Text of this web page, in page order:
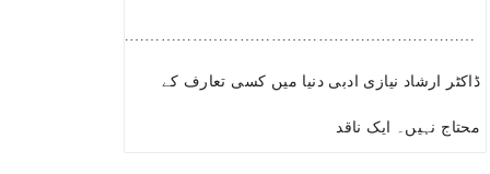
ڈاکٹر ارشاد نیازی ادبی دنیا میں کسی تعارف کے
محتاج نہیں۔ ایک ناقد